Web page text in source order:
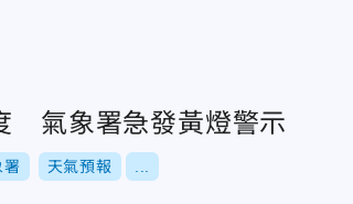
氣象署急發黃燈警示
署 天氣預報